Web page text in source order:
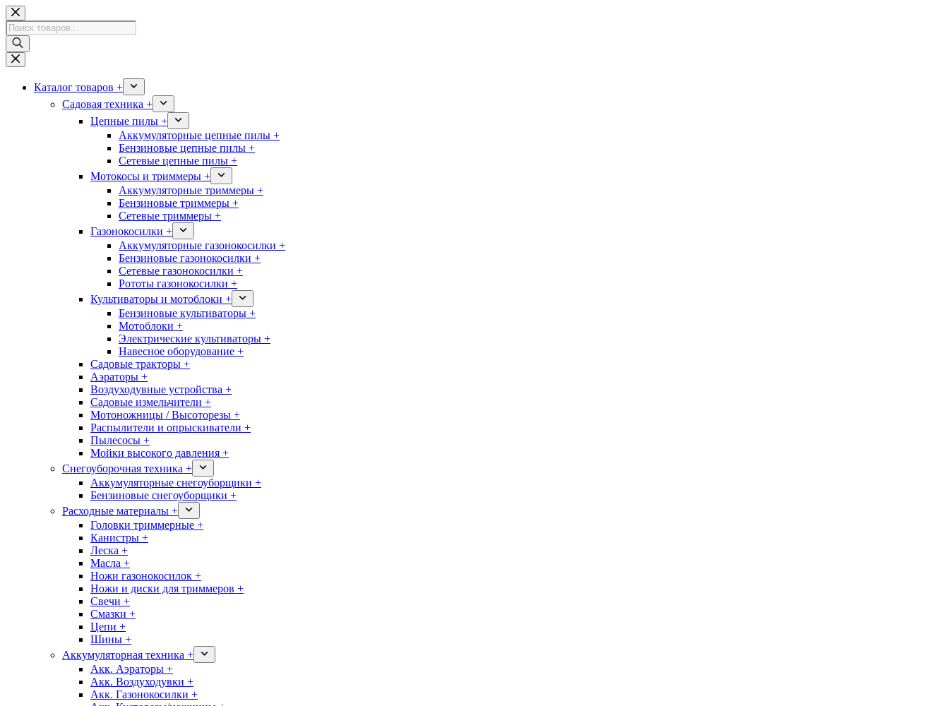
Перейти
к
сути
Поиск
товаров
Каталог товаров +
Садовая техника +
Цепные пилы +
Аккумуляторные цепные пилы +
Бензиновые цепные пилы +
Сетевые цепные пилы +
Мотокосы и триммеры +
Аккумуляторные триммеры +
Бензиновые триммеры +
Сетевые триммеры +
Газонокосилки +
Аккумуляторные газонокосилки +
Бензиновые газонокосилки +
Сетевые газонокосилки +
Рототы газонокосилки +
Культиваторы и мотоблоки +
Бензиновые культиваторы +
Мотоблоки +
Электрические культиваторы +
Навесное оборудование +
Садовые тракторы +
Аэраторы +
Воздуходувные устройства +
Садовые измельчители +
Мотоножницы / Высоторезы +
Распылители и опрыскиватели +
Пылесосы +
Мойки высокого давления +
Снегоуборочная техника +
Аккумуляторные снегоуборщики +
Бензиновые снегоуборщики +
Расходные материалы +
Головки триммерные +
Канистры +
Леска +
Масла +
Ножи газонокосилок +
Ножи и диски для триммеров +
Свечи +
Смазки +
Цепи +
Шины +
Аккумуляторная техника +
Акк. Аэраторы +
Акк. Воздуходувки +
Акк. Газонокосилки +